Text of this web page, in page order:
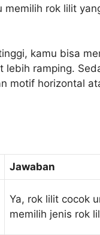
memilih rok lilit
kamu bisa
lebih ramping.
motif horizontal
Jawaban
Ya, rok lilit cocok
memilih jenis rok